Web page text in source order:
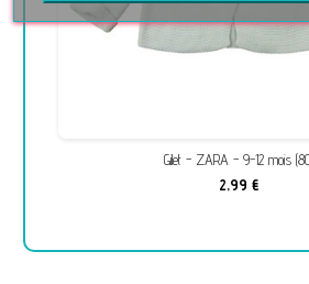
Gilet - ZARA - 9-12 mois
2,99 €